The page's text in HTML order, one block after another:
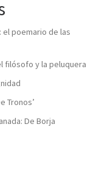
el poemario de las
filósofo y la peluquera
Tronos’
De Borja